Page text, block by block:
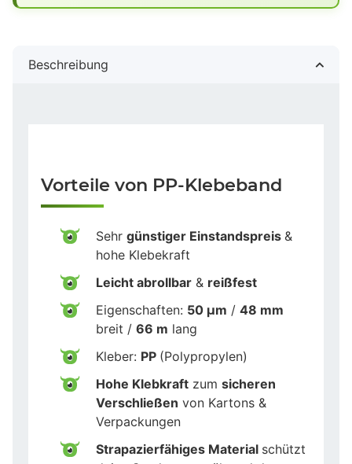
Beschreibung
Vorteile von PP-Klebeband
Sehr günstiger Einstandspreis &
hohe Klebekraft
Leicht abrollbar & reißfest
Eigenschaften: 50 µm / 48 mm
breit / 66 m lang
Kleber: PP (Polypropylen)
Hohe Klebkraft zum sicheren
Verschließen von Kartons &
Verpackungen
Strapazierfähiges Material schützt